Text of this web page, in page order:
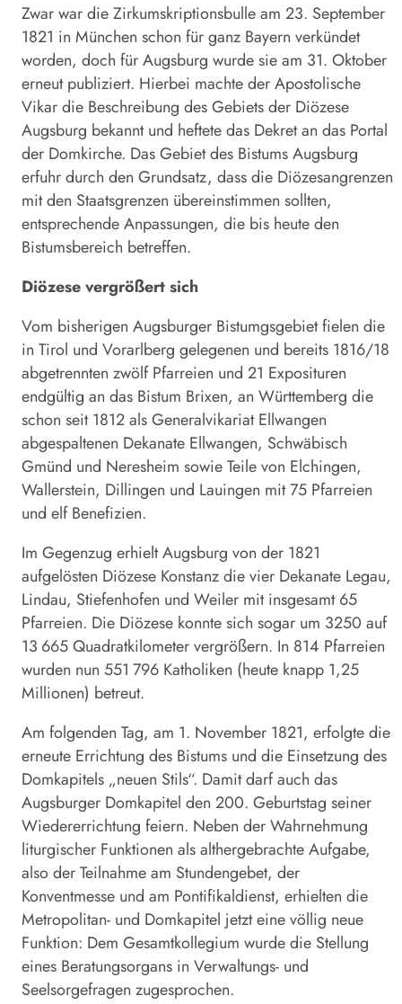
Zwar war die Zirkumskriptionsbulle am 23. September
1821 in München schon für ganz Bayern verkündet
worden, doch für Augsburg wurde sie am 31. Oktober
erneut publiziert. Hierbei machte der Apostolische
Vikar die Beschreibung des Gebiets der Diözese
Augsburg bekannt und heftete das Dekret an das Portal
der Domkirche. Das Gebiet des Bistums Augsburg
erfuhr durch den Grundsatz, dass die Diözesangrenzen
mit den Staatsgrenzen übereinstimmen sollten,
entsprechende Anpassungen, die bis heute den
Bistumsbereich betreffen.
Diözese vergrößert sich
Vom bisherigen Augsburger Bistumgsgebiet fielen die
in Tirol und Vorarlberg gelegenen und bereits 1816/18
abgetrennten zwölf Pfarreien und 21 Exposituren
endgültig an das Bistum Brixen, an Württemberg die
schon seit 1812 als Generalvikariat Ellwangen
abgespaltenen Dekanate Ellwangen, Schwäbisch
Gmünd und Neresheim sowie Teile von Elchingen,
Wallerstein, Dillingen und Lauingen mit 75 Pfarreien
und elf Benefizien.
Im Gegenzug erhielt Augsburg von der 1821
aufgelösten Diözese Konstanz die vier Dekanate Legau,
Lindau, Stiefenhofen und Weiler mit insgesamt 65
Pfarreien. Die Diözese konnte sich sogar um 3250 auf
13 665 Quadratkilometer vergrößern. In 814 Pfarreien
wurden nun 551 796 Katholiken (heute knapp 1,25
Millionen) betreut.
Am folgenden Tag, am 1. November 1821, erfolgte die
erneute Errichtung des Bistums und die Einsetzung des
Domkapitels „neuen Stils“. Damit darf auch das
Augsburger Domkapitel den 200. Geburtstag seiner
Wiedererrichtung feiern. Neben der Wahrnehmung
liturgischer Funktionen als althergebrachte Aufgabe,
also der Teilnahme am Stundengebet, der
Konventmesse und am Pontifikaldienst, erhielten die
Metropolitan- und Domkapitel jetzt eine völlig neue
Funktion: Dem Gesamtkollegium wurde die Stellung
eines Beratungsorgans in Verwaltungs- und
Seelsorgefragen zugesprochen.